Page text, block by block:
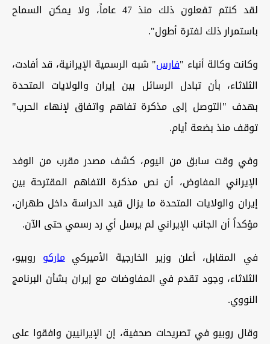
لقد كنتم تفعلون ذلك منذ 47 عاماً، ولا يمكن السماح
باستمرار ذلك لفترة أطول".
وكانت وكالة أنباء "⁠فارس" ⁠شبه الرسمية الإيرانية، قد أفادت،
‌الثلاثاء، بأن تبادل ‌الرسائل بين إيران ‌والولايات المتحدة
بهدف "التوصل إلى مذكرة تفاهم واتفاق لإنهاء ‌الحرب"
توقف منذ بضعة أيام.
وفي وقت سابق من اليوم، كشف مصدر مقرب من الوفد
الإيراني المفاوض، أن نص مذكرة التفاهم المقترحة بين
إيران والولايات المتحدة ما يزال قيد الدراسة داخل طهران،
مؤكداً أن الجانب الإيراني لم يرسل أي رد رسمي حتى الآن.
في المقابل، أعلن وزير الخارجية الأميركيماركو روبيو،
الثلاثاء، وجود تقدم في المفاوضات مع إيران بشأن البرنامج
النووي.
وقال روبيو في تصريحات صحفية، إن الإيرانيين وافقوا على